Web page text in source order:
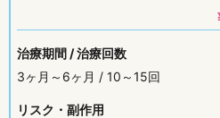
治療期間 / 治療回数
3ヶ月～6ヶ月 / 10～15回
リスク・副作用